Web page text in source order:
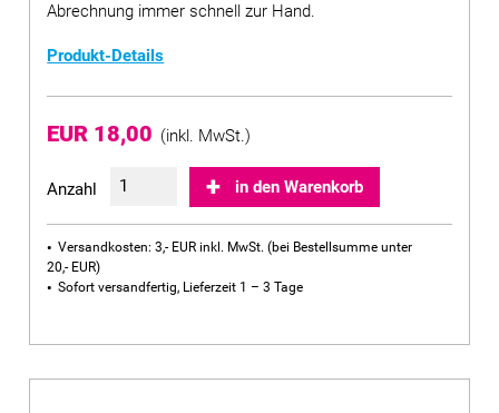
Abrechnung immer schnell zur Hand.
Produkt-Details
EUR 18,00 (inkl. MwSt.)
Anzahl in den Warenkorb
Versandkosten: 3,- EUR inkl. MwSt. (bei Bestellsumme unter
20,- EUR)
Sofort versandfertig, Lieferzeit 1 – 3 Tage